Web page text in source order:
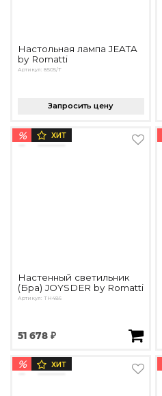
Настольная лампа JEATA
by Romatti
Артикул: 8505/T
Запросить цену
% ХИТ
Настенный светильник
(Бра) JOYSDER by Romatti
Артикул: TH486
51 678 ₽
% ХИТ